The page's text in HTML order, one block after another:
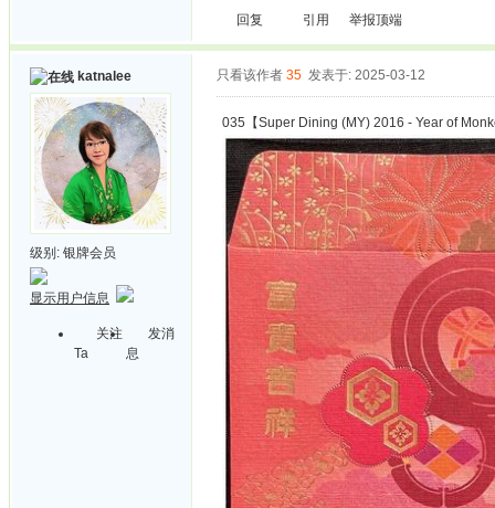
回复 引用 举报顶端
katnalee
级别: 银牌会员
显示用户信息
关注
Ta
发消
息
只看该作者 35 发表于: 2025-03-12
035【Super Dining (MY) 2016 - Year of